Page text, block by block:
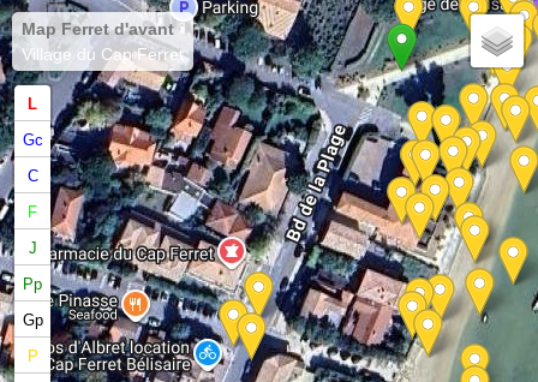
Map Ferret d'avant
Village du Cap Ferret
L
Gc
C
F
J
Pp
Gp
P